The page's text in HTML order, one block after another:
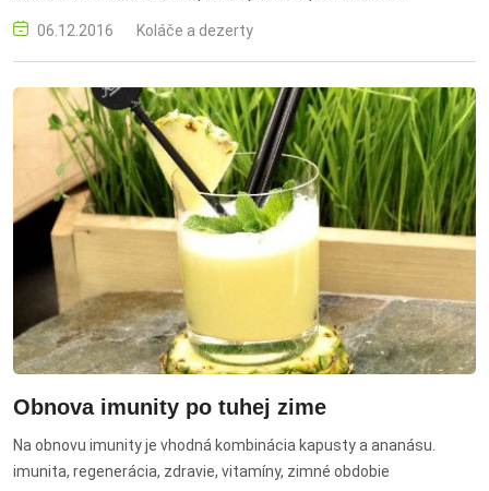
vlastnosti.
06.12.2016 Koláče a dezerty
Obnova imunity po tuhej zime
Na obnovu imunity je vhodná kombinácia kapusty a ananásu.
imunita, regenerácia, zdravie, vitamíny, zimné obdobie